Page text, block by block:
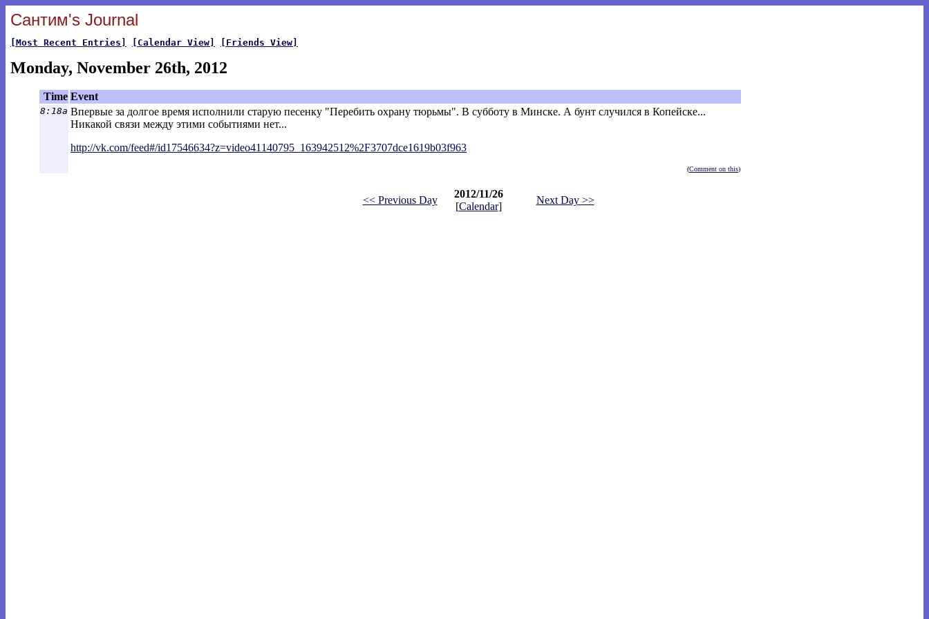
Сантим's Journal
[Most Recent Entries] [Calendar View] [Friends View]
Monday, November 26th, 2012
Time Event
8:18a Впервые за долгое время исполнили старую песенку "Перебить охрану тюрьмы". В субботу в Минске. А бунт случился в Копейске...
Никакой связи между этими событиями нет...
http://vk.com/feed#/id17546634?z=video41 140795_163942512%2F3707dce1619b03f963
(Comment on this)
<< Previous Day
2012/11/26
[Calendar]
Next Day >>